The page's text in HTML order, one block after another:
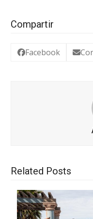
Compartir
Facebook
Related Posts